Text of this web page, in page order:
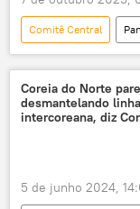
Comitê Central
Ásia e Oceania
Donald Trump
Oriente Médio
Coreia do Norte
desmantelando
intercoreana, diz
5 de junho 2024,